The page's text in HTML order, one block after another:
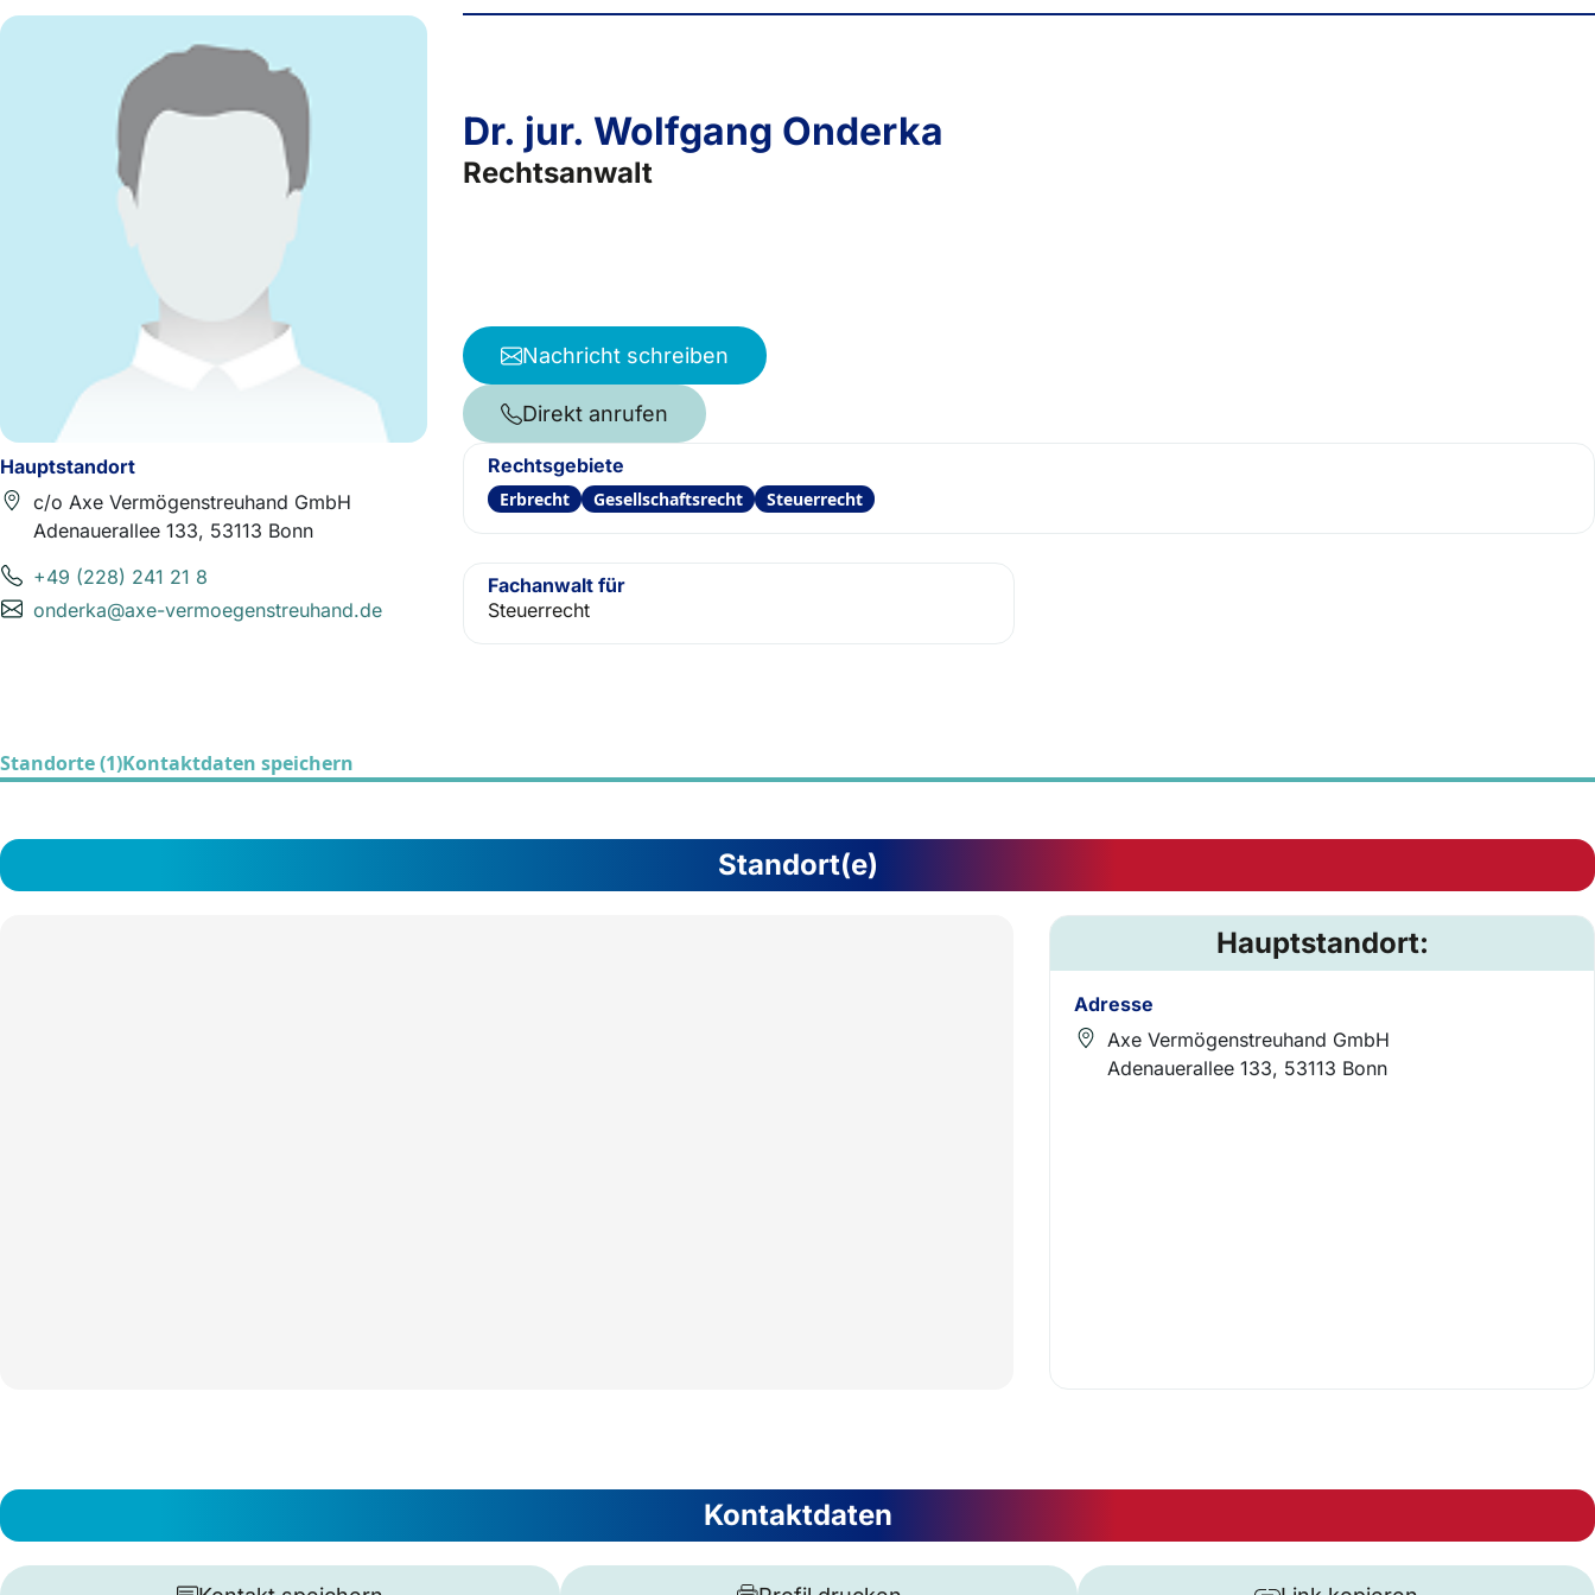
Hauptstandort
c/o Axe Vermögenstreuhand GmbH
Adenauerallee 133, 53113 Bonn
+49 (228) 241 21 8
onderka@axe-vermoegenstreuhand.de
Dr. jur. Wolfgang Onderka
Rechtsanwalt
Nachricht schreiben
Direkt anrufen
Rechtsgebiete
Erbrecht Gesellschaftsrecht Steuerrecht
Fachanwalt für
Steuerrecht
Standorte (1)Kontaktdaten speichern
Standort(e)
Hauptstandort:
Adresse
Axe Vermögenstreuhand GmbH
Adenauerallee 133, 53113 Bonn
Kontaktdaten